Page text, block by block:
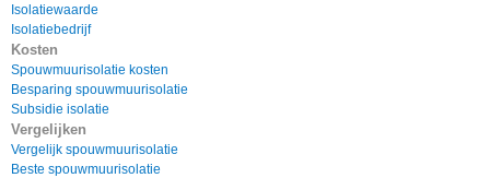
Isolatiewaarde
Isolatiebedrijf
Kosten
Spouwmuurisolatie kosten
Besparing spouwmuurisolatie
Subsidie isolatie
Vergelijken
Vergelijk spouwmuurisolatie
Beste spouwmuurisolatie